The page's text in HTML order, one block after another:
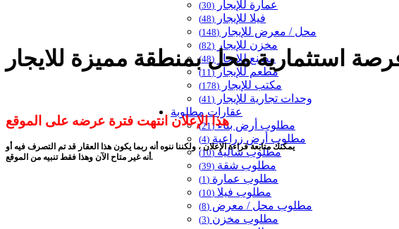
عمارة للإيجار (30)
فيلا للإيجار (48)
محل / معرض للإيجار (148)
مخزن للإيجار (82)
مصنع للإيجار (48)
مطعم للإيجار(11)
مكتب للإيجار (178)
وحدات تجارية للإيجار (41)
عقارات مطلوبة
مطلوب أرض بناء(21)
مطلوب أرض زراعية (4)
مطلوب شاليه(10)
مطلوب شقة (39)
مطلوب عمارة (1)
مطلوب فيلا (10)
مطلوب محل / معرض (8)
مطلوب مخزن (3)
هذا الإعلان انتهت فترة عرضه على الموقع
يمكنك متابعة قراءة الإعلان ، ولكننا ننوه أنه ربما يكون هذا العقار قد تم التصرف فيه أو
أنه غير متاح الآن وهذا فقط تنبيه من الموقع.